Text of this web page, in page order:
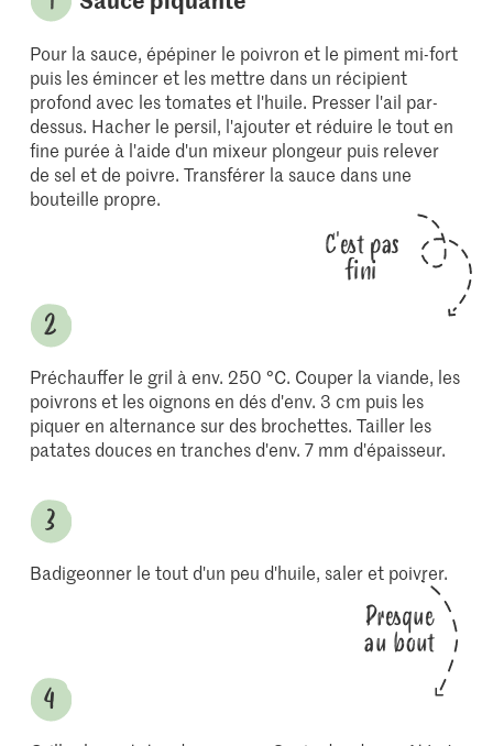
Pour la sauce, épépiner le poivron et le piment mi-fort
puis les émincer et les mettre dans un récipient
profond avec les tomates et l'huile. Presser l'ail par-
dessus. Hacher le persil, l'ajouter et réduire le tout en
fine purée à l'aide d'un mixeur plongeur puis relever
de sel et de poivre. Transférer la sauce dans une
bouteille propre.
C'est pas
fini
Préchauffer le gril à env. 250 °C. Couper la viande, les
poivrons et les oignons en dés d'env. 3 cm puis les
piquer en alternance sur des brochettes. Tailler les
patates douces en tranches d'env. 7 mm d'épaisseur.
Badigeonner le tout d'un peu d'huile, saler et poivrer.
Presque
au bout